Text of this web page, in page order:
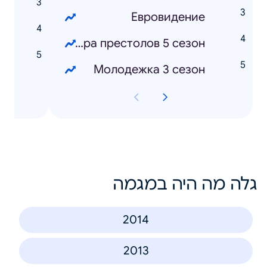
Евровидение
Игра престолов 5 сезон
Молодежка 3 сезон
גלה מה היה במגמה
2014
2013